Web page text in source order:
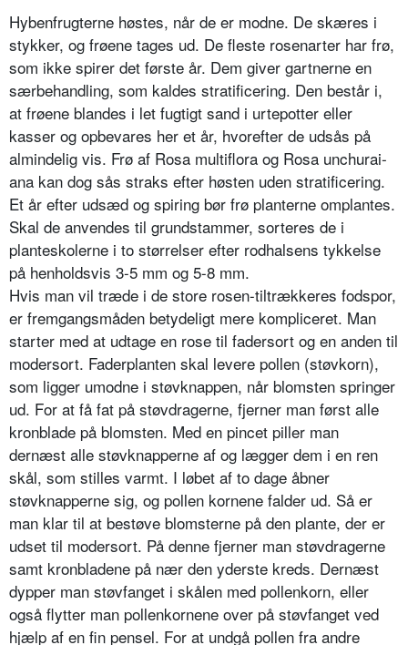
Hybenfrugterne høstes, når de er modne. De skæres i
stykker, og frøene tages ud. De fleste rosenarter har frø,
som ikke spirer det første år. Dem giver gartnerne en
særbehandling, som kaldes stratificering. Den består i,
at frøene blandes i let fugtigt sand i urtepotter eller
kasser og opbevares her et år, hvorefter de udsås på
almindelig vis. Frø af Rosa multiflora og Rosa unchurai­
ana kan dog sås straks efter høsten uden stratificering.
Et år efter udsæd og spiring bør frø planterne omplantes.
Skal de anvendes til grundstammer, sorteres de i
planteskolerne i to størrelser efter rodhalsens tykkelse
på henholdsvis 3-5 mm og 5-8 mm.
Hvis man vil træde i de store rosen-tiltrækkeres fod­spor,
er fremgangsmåden betydeligt mere komplice­ret. Man
starter med at udtage en rose til fadersort og en anden til
modersort. Faderplanten skal levere pol­len (støvkorn),
som ligger umodne i støvknappen, når blomsten springer
ud. For at få fat på støvdragerne, fjerner man først alle
kronblade på blomsten. Med en pincet piller man
dernæst alle støvknapperne af og lægger dem i en ren
skål, som stilles varmt. I løbet af to dage åbner
støvknapperne sig, og pollen kornene fal­der ud. Så er
man klar til at bestøve blomsterne på den plante, der er
udset til modersort. På denne fjerner man støvdragerne
samt kronbladene på nær den yderste kreds. Dernæst
dypper man støvfanget i skålen med pollenkorn, eller
også flytter man pollenkornene over på støvfanget ved
hjælp af en fin pensel. For at undgå pollen fra andre